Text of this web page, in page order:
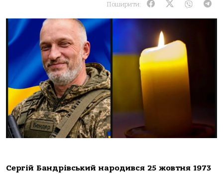
Поширити:
Сергій Бандрівський народився 25 жовтня 1973